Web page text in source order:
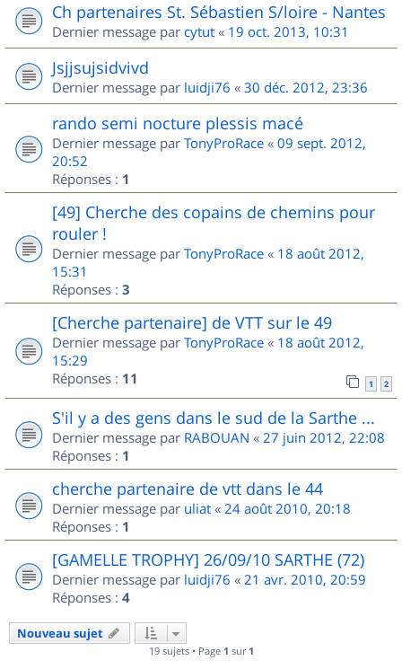
Ch partenaires St. Sébastien S/loire - Nantes
Dernier message par cytut « 19 oct. 2013, 10:31
Jsjjsujsidvivd
Dernier message par luidji76 « 30 déc. 2012, 23:36
rando semi nocture plessis macé
Dernier message par TonyProRace « 09 sept. 2012,
20:52
Réponses : 1
[49] Cherche des copains de chemins pour
rouler !
Dernier message par TonyProRace « 18 août 2012,
15:31
Réponses : 3
[Cherche partenaire] de VTT sur le 49
Dernier message par TonyProRace « 18 août 2012,
15:29
Réponses : 11 1 2
S'il y a des gens dans le sud de la Sarthe ...
Dernier message par RABOUAN « 27 juin 2012, 22:08
Réponses : 1
cherche partenaire de vtt dans le 44
Dernier message par uliat « 24 août 2010, 20:18
Réponses : 1
[GAMELLE TROPHY] 26/09/10 SARTHE (72)
Dernier message par luidji76 « 21 avr. 2010, 20:59
Réponses : 4
Nouveau sujet
19 sujets • Page 1 sur 1